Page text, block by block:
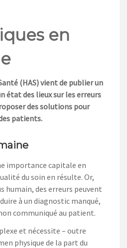
en
(HAS) vient de publier un
état des lieux sur les erreurs
des solutions pour
patients.
importance capitale en
du soin en résulte. Or,
humain, des erreurs peuvent
à un diagnostic manqué,
communiqué au patient.
et nécessite – outre
physique de la part du